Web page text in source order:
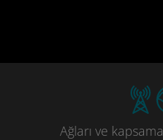
Ağları ve kapsama